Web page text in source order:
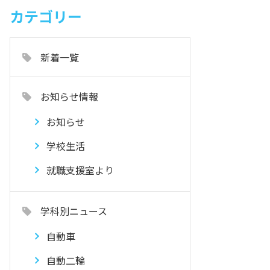
カテゴリー
新着一覧
お知らせ情報
お知らせ
学校生活
就職支援室より
学科別ニュース
自動車
自動二輪